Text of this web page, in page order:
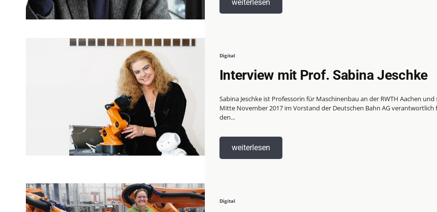
weiterlesen
Digital
Interview mit Prof. Sabina Jeschke
Sabina Jeschke ist Professorin für Maschinenbau an der RWTH Aachen und
Mitte November 2017 im Vorstand der Deutschen Bahn AG verantwortlich
den...
weiterlesen
Digital